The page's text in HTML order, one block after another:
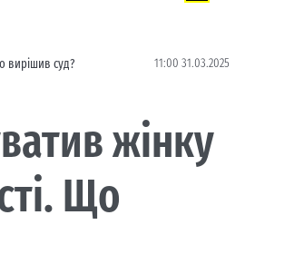
вирішив суд? 11:00 31.03.2025
жінку
Що